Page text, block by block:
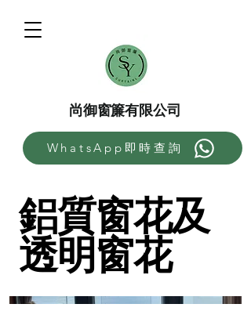
尚御窗簾有限公司
WhatsApp即時查詢
鋁質窗花及
透明窗花